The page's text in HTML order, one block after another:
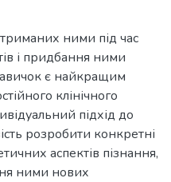
ними під час
і придбання ними
є найкращим
клінічного
підхід до
розробити конкретні
аспектів пізнання,
ними нових